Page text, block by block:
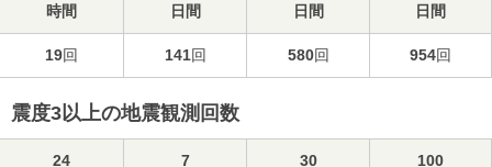
時間
日間
日間
日間
19回 141回 580回 954回
震度3以上の地震観測回数
24
7
30
100